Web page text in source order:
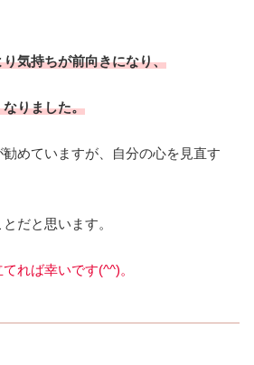
り気持ちが前向きになり、
りました。
めていますが、自分の心を見直す
だと思います。
れば幸いです(^^)。